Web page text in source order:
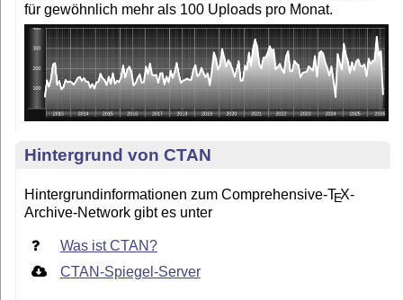
für gewöhnlich mehr als 100 Uploads pro Monat.
Hintergrund von CTAN
Hintergrundinformationen zum Comprehensive-TEX-
Archive-Network gibt es unter
Was ist CTAN?
CTAN-Spiegel-Server